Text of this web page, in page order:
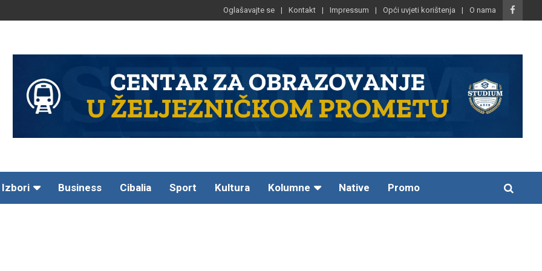
Oglašavajte se Kontakt Impressum Opći uvjeti korištenja O nama
Izbori Business Cibalia Sport Kultura Kolumne Native Promo